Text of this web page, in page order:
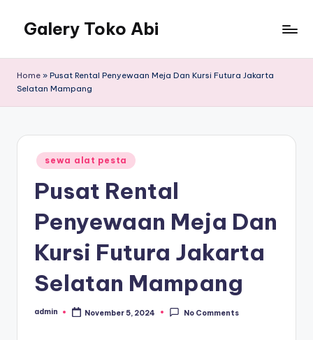
Galery Toko Abi
Home » Pusat Rental Penyewaan Meja Dan Kursi Futura Jakarta
Selatan Mampang
Posted
in
sewa alat pesta
Pusat Rental
Penyewaan Meja Dan
Kursi Futura Jakarta
Selatan Mampang
Posted
admin November 5, 2024 No Comments